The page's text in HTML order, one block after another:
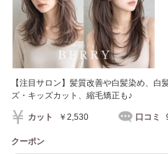
【注目サロン】髪質改善や白髪染め、
ズ・キッズカット、縮毛矯正も♪
カット ￥2,530 口コミ
クーポン